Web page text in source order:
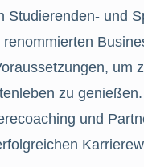
Studierenden- und
um
zu
und